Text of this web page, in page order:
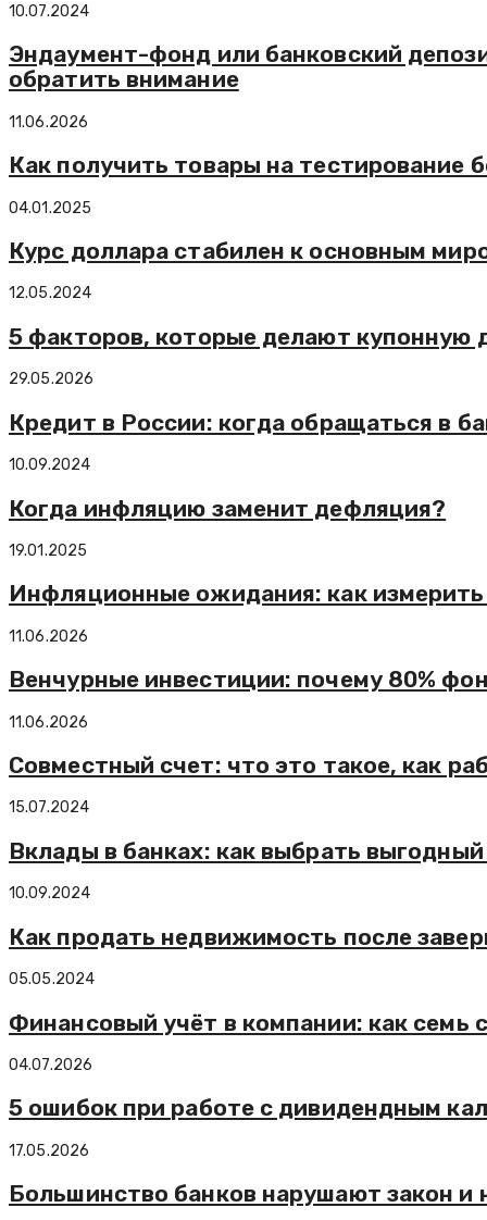
10.07.2024
Эндаумент-фонд или банковский
обратить внимание
11.06.2026
Как получить товары на тестирование
04.01.2025
Курс доллара стабилен к основным
12.05.2024
5 факторов, которые делают купонную
29.05.2026
Кредит в России: когда обращаться в
10.09.2024
Когда инфляцию заменит дефляция?
19.01.2025
Инфляционные ожидания: как
11.06.2026
Венчурные инвестиции: почему 80%
11.06.2026
Совместный счет: что это такое, как
15.07.2024
Вклады в банках: как выбрать
10.09.2024
Как продать недвижимость после
05.05.2024
Финансовый учёт в компании: как
04.07.2026
5 ошибок при работе с дивидендным
17.05.2026
Большинство банков нарушают закон